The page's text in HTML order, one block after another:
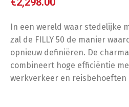
In een wereld waar stedelijke
zal de FILLY 50 de manier
opnieuw definiëren. De
combineert hoge efficiëntie
werkverkeer en